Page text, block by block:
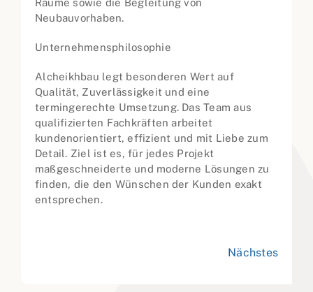
Räume sowie die Begleitung von
Neubauvorhaben.
Unternehmensphilosophie
Alcheikhbau legt besonderen Wert auf
Qualität, Zuverlässigkeit und eine
termingerechte Umsetzung. Das Team aus
qualifizierten Fachkräften arbeitet
kundenorientiert, effizient und mit Liebe zum
Detail. Ziel ist es, für jedes Projekt
maßgeschneiderte und moderne Lösungen zu
finden, die den Wünschen der Kunden exakt
entsprechen.
Nächstes